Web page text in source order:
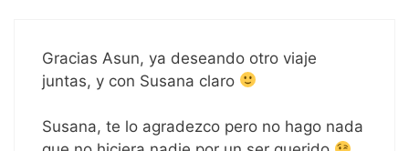
Gracias Asun, ya deseando otro viaje
juntas, y con Susana claro
Susana, te lo agradezco pero no hago nada